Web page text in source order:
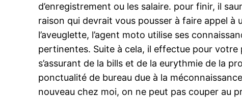
d’enregistrement ou les salaire. pour finir, il
raison qui devrait vous pousser à faire appel à
l’aveuglette, l’agent moto utilise ses
pertinentes. Suite à cela, il effectue pour
s’assurant de la bills et de la eurythmie de la
ponctualité de bureau due à la
nouveau chez moi, on ne peut pas couper au